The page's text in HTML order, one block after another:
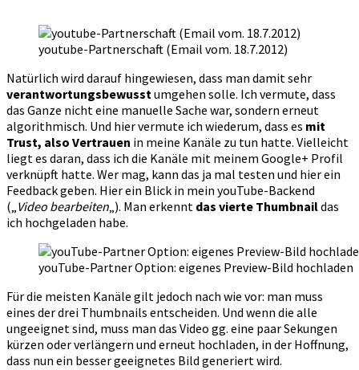
youtube-Partnerschaft (Email vom. 18.7.2012)
Natürlich wird darauf hingewiesen, dass man damit sehr
verantwortungsbewusstumgehen solle. Ich vermute, dass
das Ganze nicht eine manuelle Sache war, sondern erneut
algorithmisch. Und hier vermute ich wiederum, dass es mit
Trust, also Vertrauen in meine Kanäle zu tun hatte. Vielleicht
liegt es daran, dass ich die Kanäle mit meinem Google+ Profil
verknüpft hatte. Wer mag, kann das ja mal testen und hier ein
Feedback geben. Hier ein Blick in mein youTube-Backend
(„Video bearbeiten„). Man erkennt das vierte Thumbnaildas
ich hochgeladen habe.
youTube-Partner Option: eigenes Preview-Bild hochladen
Für die meisten Kanäle gilt jedoch nach wie vor: man muss
eines der drei Thumbnails entscheiden. Und wenn die alle
ungeeignet sind, muss man das Video gg. eine paar Sekungen
kürzen oder verlängern und erneut hochladen, in der Hoffnung,
dass nun ein besser geeignetes Bild generiert wird.